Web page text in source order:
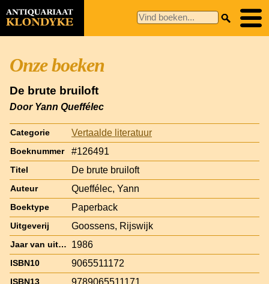
Onze boeken
De brute bruiloft
Door Yann Queffélec
Categorie Vertaalde literatuur
Boeknummer #126491
Titel De brute bruiloft
Auteur Queffélec, Yann
Boektype Paperback
Uitgeverij Goossens, Rijswijk
Jaar van uitgave 1986
ISBN10 9065511172
ISBN13 9789065511171